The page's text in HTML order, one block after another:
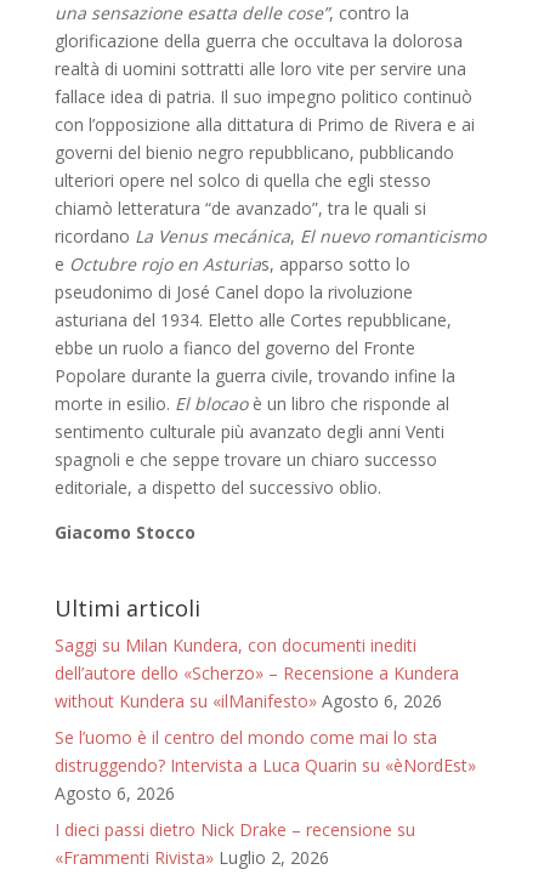
una sensazione esatta delle cose”, contro la
glorificazione della guerra che occultava la dolorosa
realtà di uomini sottratti alle loro vite per servire una
fallace idea di patria. Il suo impegno politico continuò
con l’opposizione alla dittatura di Primo de Rivera e ai
governi del bienio negro repubblicano, pubblicando
ulteriori opere nel solco di quella che egli stesso
chiamò letteratura “de avanzado”, tra le quali si
ricordano La Venus mecánica, El nuevo romanticismo
e Octubre rojo en Asturias, apparso sotto lo
pseudonimo di José Canel dopo la rivoluzione
asturiana del 1934. Eletto alle Cortes repubblicane,
ebbe un ruolo a fianco del governo del Fronte
Popolare durante la guerra civile, trovando infine la
morte in esilio. El blocaoè un libro che risponde al
sentimento culturale più avanzato degli anni Venti
spagnoli e che seppe trovare un chiaro successo
editoriale, a dispetto del successivo oblio.
Giacomo Stocco
Ultimi articoli
Saggi su Milan Kundera, con documenti inediti
dell’autore dello «Scherzo» – Recensione a Kundera
without Kundera su «ilManifesto» Agosto 6, 2026
Se l’uomo è il centro del mondo come mai lo sta
distruggendo? Intervista a Luca Quarin su «èNordEst»
Agosto 6, 2026
I dieci passi dietro Nick Drake – recensione su
«Frammenti Rivista» Luglio 2, 2026